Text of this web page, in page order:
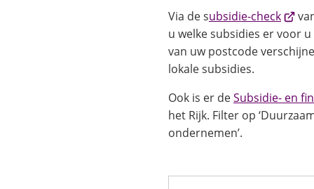
Via de subsidie-check
naar
een
u welke subsidies er voor
van uw postcode
lokale subsidies.
Ook is er deSubsidie- en
het Rijk. Filter op
ondernemen’.